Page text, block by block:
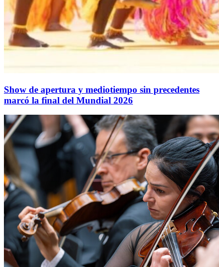
Show de apertura y mediotiempo sin precedentes
marcó la final del Mundial 2026